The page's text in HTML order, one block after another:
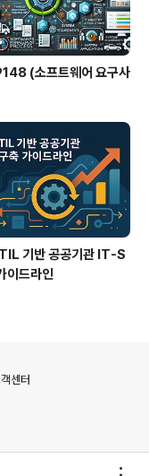
(소프트웨어 요구사
기반 공공기관 IT-S
이드라인
센터